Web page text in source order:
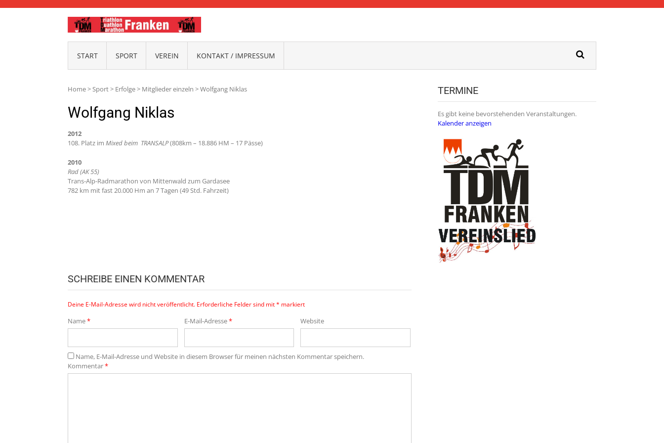
START SPORT VEREIN KONTAKT / IMPRESSUM
Home>Sport> Erfolge> Mitglieder einzeln >Wolfgang Niklas
Wolfgang Niklas
2012
108. Platz im Mixed beim TRANSALP(808km – 18.886 HM – 17 Pässe)
2010
Rad (AK 55)
Trans-Alp-Radmarathon von Mittenwald zum Gardasee
782 km mit fast 20.000 Hm an 7 Tagen (49 Std. Fahrzeit)
SCHREIBE EINEN KOMMENTAR
Deine E-Mail-Adresse wird nicht veröffentlicht. Erforderliche Felder sind mit* markiert
Name* E-Mail-Adresse* Website
Name, E-Mail-Adresse und Website in diesem Browser für meinen nächsten Kommentar speichern.
Kommentar*
TERMINE
Es gibt keine bevorstehenden Veranstaltungen.
Kalender anzeigen